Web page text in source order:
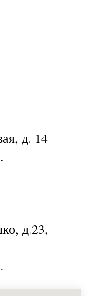
д. 14
д.23,